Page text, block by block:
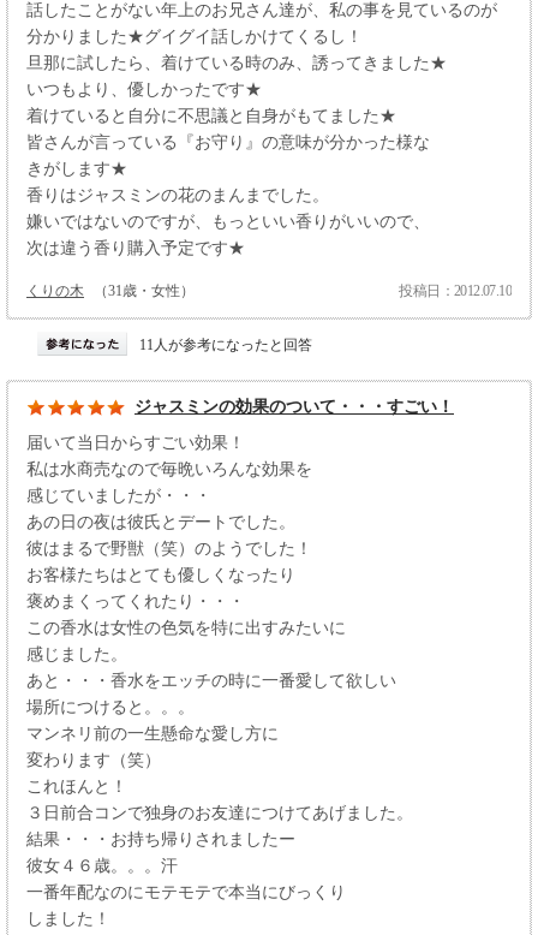
話したことがない年上のお兄さん達が、私の事を見ているのが
分かりました★グイグイ話しかけてくるし！
旦那に試したら、着けている時のみ、誘ってきました★
いつもより、優しかったです★
着けていると自分に不思議と自身がもてました★
皆さんが言っている『お守り』の意味が分かった様な
きがします★
香りはジャスミンの花のまんまでした。
嫌いではないのですが、もっといい香りがいいので、
次は違う香り購入予定です★
くりの木 （31歳・女性） 投稿日：2012.07.10
11人が参考になったと回答
ジャスミンの効果のついて・・・すごい！
届いて当日からすごい効果！
私は水商売なので毎晩いろんな効果を
感じていましたが・・・
あの日の夜は彼氏とデートでした。
彼はまるで野獣（笑）のようでした！
お客様たちはとても優しくなったり
褒めまくってくれたり・・・
この香水は女性の色気を特に出すみたいに
感じました。
あと・・・香水をエッチの時に一番愛して欲しい
場所につけると。。。
マンネリ前の一生懸命な愛し方に
変わります（笑）
これほんと！
３日前合コンで独身のお友達につけてあげました。
結果・・・お持ち帰りされましたー
彼女４６歳。。。汗
一番年配なのにモテモテで本当にびっくり
しました！